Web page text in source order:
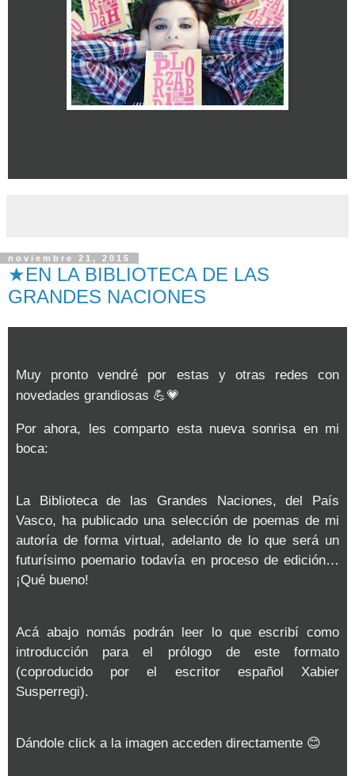
noviembre 21, 2015
★EN LA BIBLIOTECA DE LAS
GRANDES NACIONES
Muy pronto vendré por estas y otras redes con
novedades grandiosas 💪💗
Por ahora, les comparto esta nueva sonrisa en mi
boca:
La Biblioteca de las Grandes Naciones, del País
Vasco, ha publicado una selección de poemas de mi
autoría de forma virtual, adelanto de lo que será un
futurísimo poemario todavía en proceso de edición…
¡Qué bueno!
Acá abajo nomás podrán leer lo que escribí como
introducción para el prólogo de este formato
(coproducido por el escritor español Xabier
Susperregi).
Dándole click a la imagen acceden directamente 😊